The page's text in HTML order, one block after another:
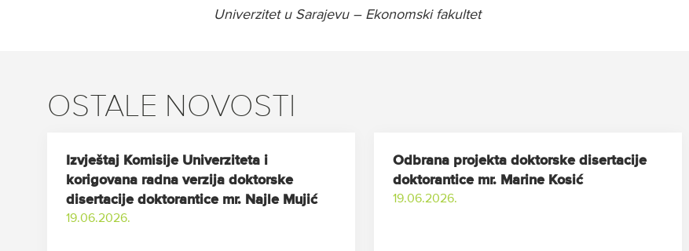
Univerzitet u Sarajevu – Ekonomski fakultet
OSTALE NOVOSTI
Izvještaj Komisije Univerziteta i
korigovana radna verzija doktorske
disertacije doktorantice mr. Najle Mujić
19.06.2026.
Odbrana projekta doktorske disertacije
doktorantice mr. Marine Kosić
19.06.2026.